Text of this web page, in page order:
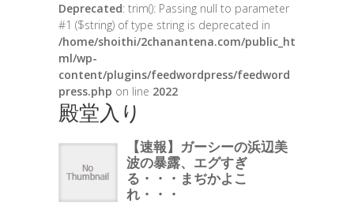
Deprecated: trim(): Passing null to parameter
#1 ($string) of type string is deprecated in
/home/shoithi/2chanantena.com/public_ht
ml/wp-
content/plugins/feedwordpress/feedword
press.php on line 2022
殿堂入り